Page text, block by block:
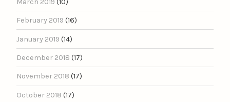
March 2019 (10)
February 2019 (16)
January 2019 (14)
December 2018 (17)
November 2018 (17)
October 2018 (17)